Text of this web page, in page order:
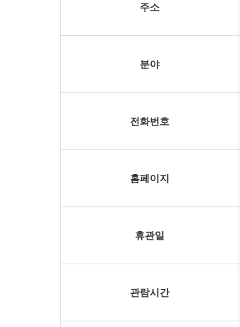
주소
분야
전화번호
홈페이지
휴관일
관람시간